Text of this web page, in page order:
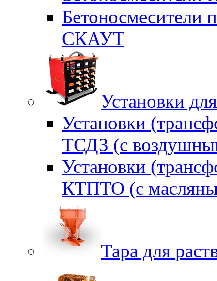
Бетоносмесители
СКАУТ
Установки
Установки
ТСДЗ (c
Установки
КТПТО (c
Тара для